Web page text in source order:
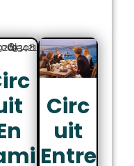
Circ
Uit
Entre